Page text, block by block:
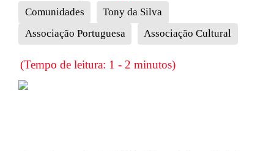
Comunidades
Tony da Silva
Associação Portuguesa
Associação Cultural
(Tempo de leitura: 1 - 2 minutos)